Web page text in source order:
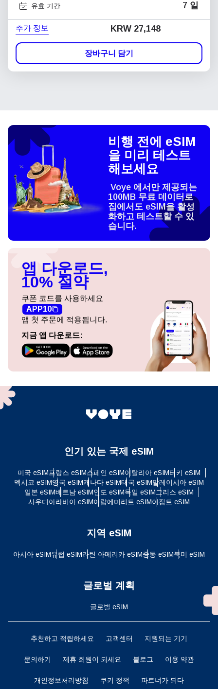
유효 기간 7 일
추가 정보 KRW 27,148
장바구니 담기
비행 전에 eSIM
을 미리 테스트
해보세요
Voye 에서만 제공되는
100MB 무료 데이터로
집에서도 eSIM을 활성
화하고 테스트할 수 있
습니다.
앱 다운로드,
10% 절약
쿠폰 코드를 사용하세요
APP10
앱 첫 주문에 적용됩니다.
지금 앱 다운로드:
인기 있는 국제 eSIM
미국 eSIM프랑스 eSIM스페인 eSIM이탈리아 eSIM터키 eSIM
멕시코 eSIM영국 eSIM캐나다 eSIM태국 eSIM말레이시아 eSIM
일본 eSIM베트남 eSIM인도 eSIM독일 eSIM그리스 eSIM
사우디아라비아 eSIM아랍에미리트 eSIM이집트 eSIM
지역 eSIM
아시아 eSIM유럽 ​​eSIM라틴 아메리카 eSIM중동 eSIM북미 eSIM
글로벌 계획
글로벌 eSIM
추천하고 적립하세요 고객센터 지원되는 기기
문의하기 제휴 회원이 되세요 블로그 이용 약관
개인정보처리방침 쿠키 정책 파트너가 되다